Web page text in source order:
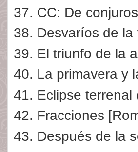
CC: De
Desvaríos de la
El triunfo de la
La primavera y
Eclipse terrenal
Fracciones
Después de la